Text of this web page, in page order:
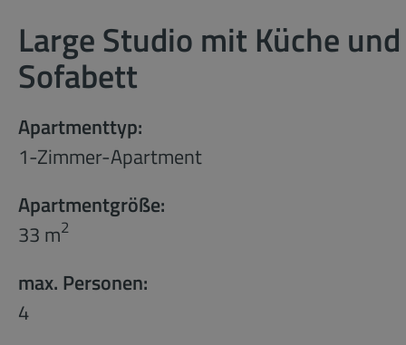
Large Studio mit Küche und
Sofabett
Apartmenttyp:
1-Zimmer-Apartment
Apartmentgröße:
33 m2
max. Personen:
4